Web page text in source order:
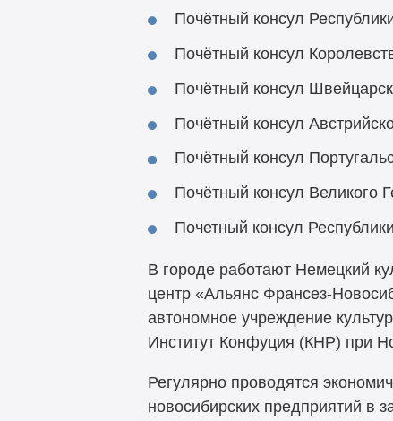
Почётный консул
Почётный консул
Почётный консул
Почётный консул
Почётный консул
Почётный консул Великого
Почетный консул
В городе работают Немецкий
центр «Альянс Франсез-
автономное учреждение
Институт Конфуция (КНР) при
Регулярно проводятся
новосибирских предприятий в